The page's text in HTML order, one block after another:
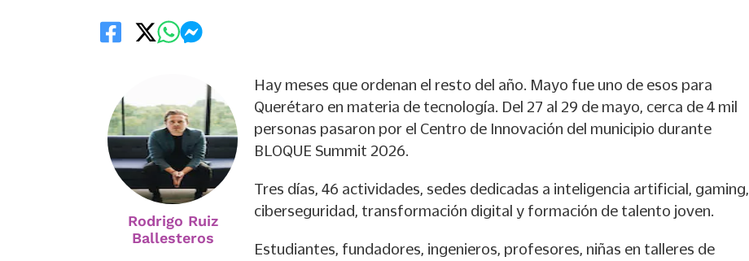
Rodrigo Ruiz
Ballesteros
Hay meses que ordenan el resto del año. Mayo fue uno de esos para
Querétaro en materia de tecnología. Del 27 al 29 de mayo, cerca de 4 mil
personas pasaron por el Centro de Innovación del municipio durante
BLOQUE Summit 2026.
Tres días, 46 actividades, sedes dedicadas a inteligencia artificial, gaming,
ciberseguridad, transformación digital y formación de talento joven.
Estudiantes, fundadores, ingenieros, profesores, niñas en talleres de